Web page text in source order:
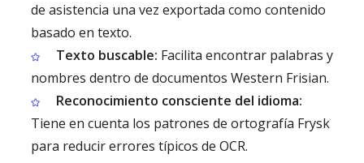
de asistencia una vez exportada como contenido
basado en texto.
Texto buscable: Facilita encontrar palabras y
nombres dentro de documentos Western Frisian.
Reconocimiento consciente del idioma:
Tiene en cuenta los patrones de ortografía Frysk
para reducir errores típicos de OCR.